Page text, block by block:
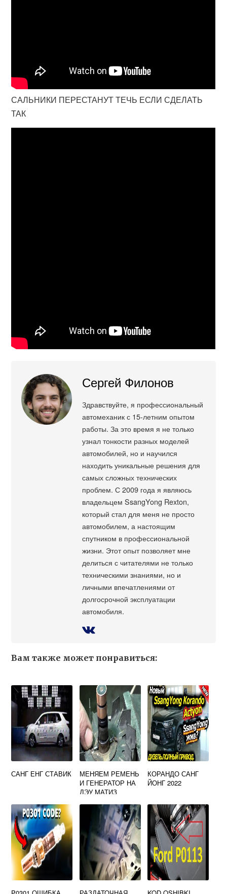
САЛЬНИКИ ПЕРЕСТАНУТ ТЕЧЬ ЕСЛИ СДЕЛАТЬ
ТАК
Сергей Филонов
Здравствуйте, я профессиональный
автомеханик с 15-летним опытом
работы. За это время я не только
узнал тонкости разных моделей
автомобилей, но и научился
находить уникальные решения для
самых сложных технических
проблем. С 2009 года я являюсь
владельцем SsangYong Rexton,
который стал для меня не просто
автомобилем, а настоящим
спутником в профессиональной
жизни. Этот опыт позволяет мне
делиться с читателями не только
техническими знаниями, но и
личными впечатлениями от
долгосрочной эксплуатации
автомобиля.
Вам также может понравиться:
САНГ ЕНГ СТАВИК
МЕНЯЕМ РЕМЕНЬ
И ГЕНЕРАТОР НА
ДЭУ МАТИЗ
КОРАНДО САНГ
ЙОНГ 2022